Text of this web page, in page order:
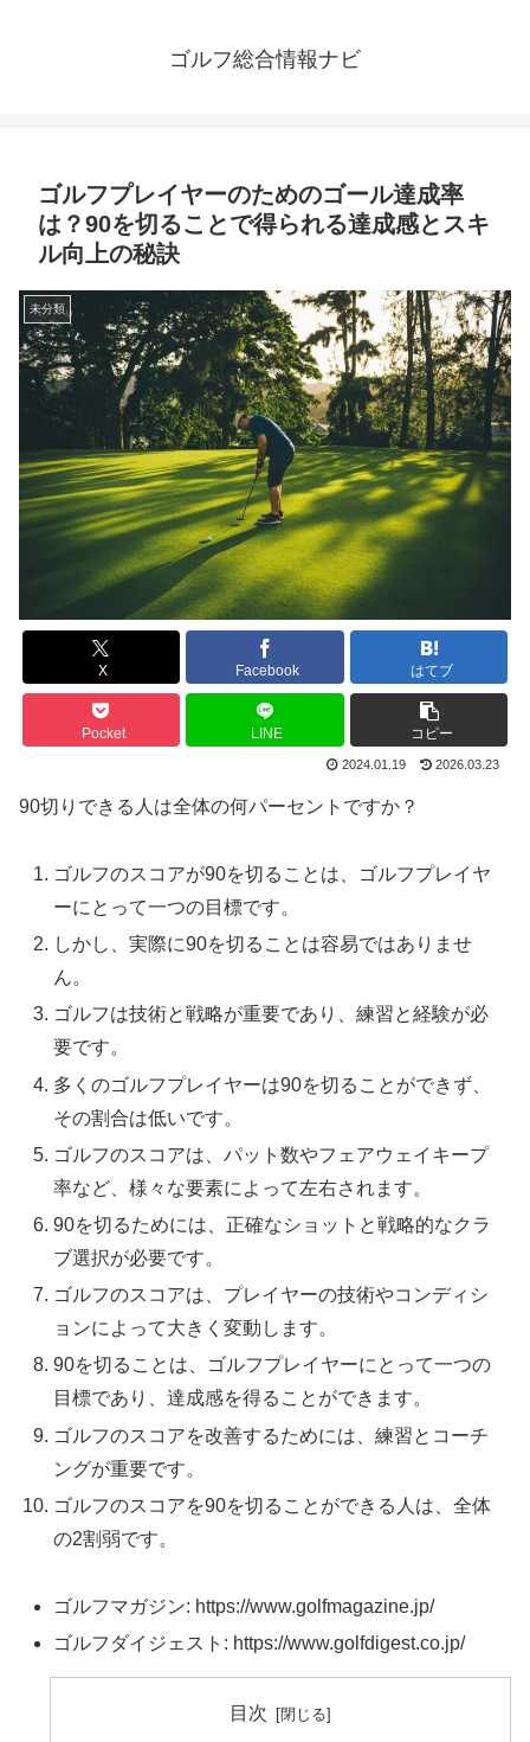
ゴルフ総合情報ナビ
ゴルフプレイヤーのためのゴール達成率
は？90を切ることで得られる達成感とスキ
ル向上の秘訣
未分類
X Facebook はてブ
Pocket LINE コピー
2024.01.19 2026.03.23
90切りできる人は全体の何パーセントですか？
ゴルフのスコアが90を切ることは、ゴルフプレイヤ
ーにとって一つの目標です。
しかし、実際に90を切ることは容易ではありませ
ん。
ゴルフは技術と戦略が重要であり、練習と経験が必
要です。
多くのゴルフプレイヤーは90を切ることができず、
その割合は低いです。
ゴルフのスコアは、パット数やフェアウェイキープ
率など、様々な要素によって左右されます。
90を切るためには、正確なショットと戦略的なクラ
ブ選択が必要です。
ゴルフのスコアは、プレイヤーの技術やコンディシ
ョンによって大きく変動します。
90を切ることは、ゴルフプレイヤーにとって一つの
目標であり、達成感を得ることができます。
ゴルフのスコアを改善するためには、練習とコーチ
ングが重要です。
ゴルフのスコアを90を切ることができる人は、全体
の2割弱です。
ゴルフマガジン: https://www.golfmagazine.jp/
ゴルフダイジェスト: https://www.golfdigest.co.jp/
目次